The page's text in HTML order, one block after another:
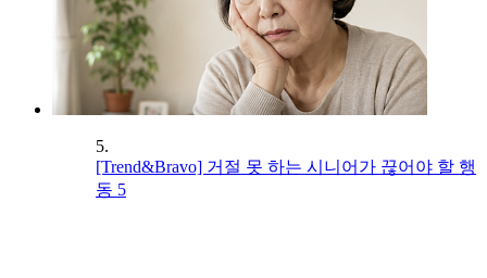
5.
[Trend&Bravo] 거절 못 하는 시니어가 끊어야 할 행
동 5